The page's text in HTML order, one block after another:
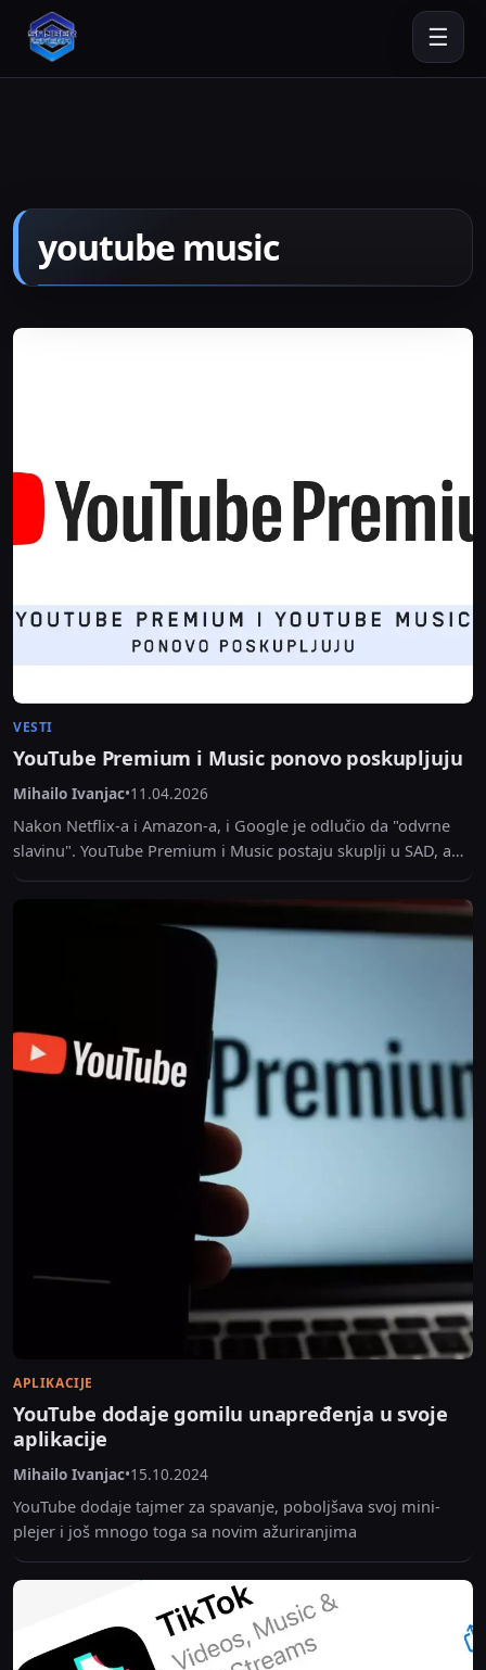
☰
youtube music
VESTI
YouTube Premium i Music ponovo poskupljuju
Mihailo Ivanjac•11.04.2026
Nakon Netflix-a i Amazon-a, i Google je odlučio da "odvrne
slavinu". YouTube Premium i Music postaju skuplji u SAD, a
istorija nas uči da...
APLIKACIJE
YouTube dodaje gomilu unapređenja u svoje
aplikacije
Mihailo Ivanjac•15.10.2024
YouTube dodaje tajmer za spavanje, poboljšava svoj mini-
plejer i još mnogo toga sa novim ažuriranjima